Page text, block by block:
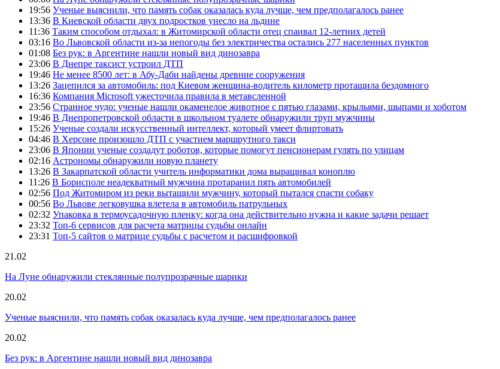
19:56 Ученые выяснили, что память собак оказалась куда лучше, чем предполагалось ранее
13:36 В Киевской области двух подростков унесло на льдине
11:36 Таким способом отдыхал: в Житомирской области отец спаивал 12-летних детей
03:16 Во Львовской области из-за непогоды без электричества остались 277 населенных пунктов
01:08 Без рук: в Аргентине нашли новый вид динозавра
23:06 В Днепре таксист устроил ДТП
19:46 Не менее 8500 лет: в Абу-Даби найдены древние сооружения
13:26 Зацепился за автомобиль: под Киевом женщина-водитель километр протащила бездомного
16:36 Компания Microsoft ужесточила правила в метавсленной
23:56 Странное чудо: ученые нашли окаменелое животное с пятью глазами, крыльями, шыпами и хоботом
19:46 В Днепропетровской области в школьном туалете обнаружили труп мужчины
15:26 Ученые создали искусственный интеллект, который умеет флиртовать
04:46 В Херсоне произошло ДТП с участием маршрутного такси
23:06 В Японии ученые создадут роботов, которые помогут пенсионерам гулять по улицам
02:16 Астрономы обнаружили новую планету
13:26 В Закарпатской области учитель информатики дома выращивал коноплю
11:26 В Борисполе неадекватный мужчина протаранил пять автомобилей
02:56 Под Житомиром из реки вытащили мужчину, который пытался спасти собаку
00:56 Во Львове легковушка влетела в автомобиль патрульных
02:32 Упаковка в термоусадочную пленку: когда она действительно нужна и какие задачи решает
23:32 Топ-6 сервисов для расчета матрицы судьбы онлайн
23:31 Топ-5 сайтов о матрице судьбы с расчетом и расшифровкой
21.02
На Луне обнаружили стеклянные полупрозрачные шарики
20.02
Ученые выяснили, что память собак оказалась куда лучше, чем предполагалось ранее
20.02
Без рук: в Аргентине нашли новый вид динозавра